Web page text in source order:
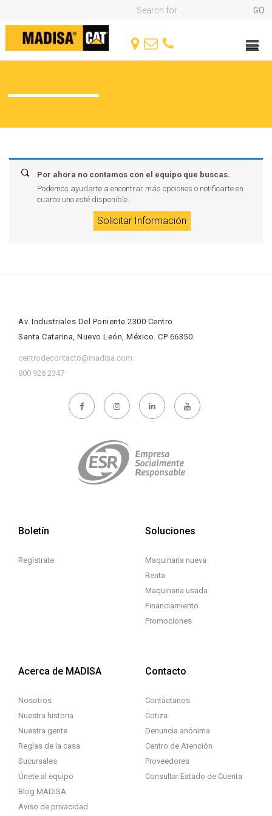
Por ahora no contamos con el equipo que buscas.
Podemos ayudarte a encontrar más opciones o notificarte en
cuanto uno esté disponible.
Solicitar Información
Av. Industriales Del Poniente 2300 Centro
Santa Catarina, Nuevo León, México. CP 66350.
centrodecontacto@madisa.com
800 926 2347
Boletín
Regístrate
Soluciones
Maquinaria nueva
Renta
Maquinaria usada
Financiamiento
Promociones
Acerca de MADISA
Nosotros
Nuestra historia
Nuestra gente
Reglas de la casa
Sucursales
Únete al equipo
Blog MADISA
Aviso de privacidad
Contacto
Contáctanos
Cotiza
Denuncia anónima
Centro de Atención
Proveedores
Consultar Estado de Cuenta